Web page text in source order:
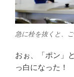
急に栓を抜くと、
おぉ、「ポン」
っ白になった！